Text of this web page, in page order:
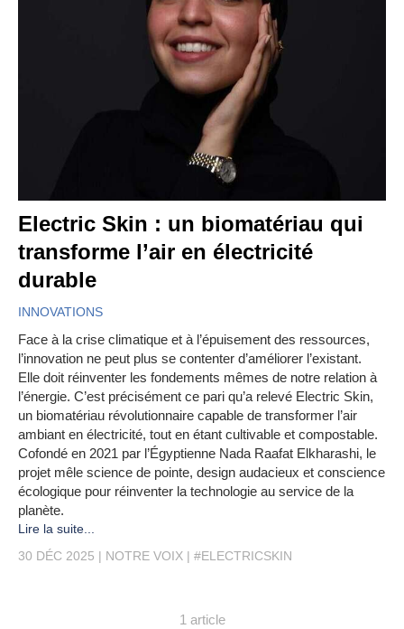
Electric Skin : un biomatériau qui
transforme l’air en électricité
durable
INNOVATIONS
Face à la crise climatique et à l’épuisement des ressources,
l’innovation ne peut plus se contenter d’améliorer l’existant.
Elle doit réinventer les fondements mêmes de notre relation à
l’énergie. C’est précisément ce pari qu’a relevé Electric Skin,
un biomatériau révolutionnaire capable de transformer l’air
ambiant en électricité, tout en étant cultivable et compostable.
Cofondé en 2021 par l’Égyptienne Nada Raafat Elkharashi, le
projet mêle science de pointe, design audacieux et conscience
écologique pour réinventer la technologie au service de la
planète.
Lire la suite...
30 DÉC 2025
NOTRE VOIX #ELECTRICSKIN
1 article